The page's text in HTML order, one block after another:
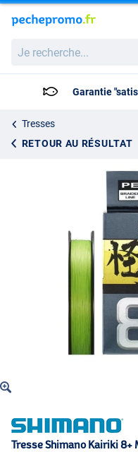
recherche...
Garantie
Tresses
RETOUR AU RÉSULTAT
Tresse Shimano Kairiki 8+